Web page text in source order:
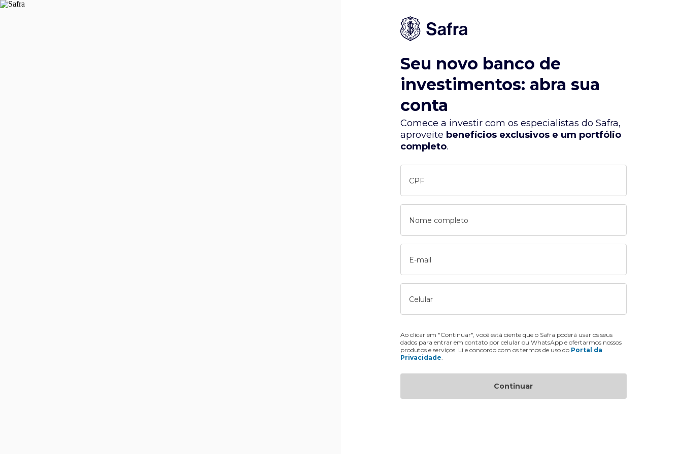
Seu novo banco de
investimentos: abra sua
conta
Comece a investir com os especialistas do Safra,
aproveite benefícios exclusivos e um portfólio
completo.
CPF
Nome completo
E-mail
Celular
Ao clicar em "Continuar", você está ciente que o Safra poderá usar os seus
dados para entrar em contato por celular ou WhatsApp e ofertarmos nossos
produtos e serviços. Li e concordo com os termos de uso do Portal da
Privacidade
Continuar